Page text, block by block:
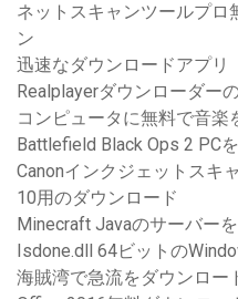
ネットスキャンツールプロ
ン
迅速なダウンロードアプリ
Realplayerダウンローダー
コンピュータに無料で音楽
Battlefield Black Ops 2 PC
Canonインクジェットスキ
10用のダウンロード
Minecraft Javaのサーバー
Isdone.dll 64ビットの
海賊湾で急流をダウンロー